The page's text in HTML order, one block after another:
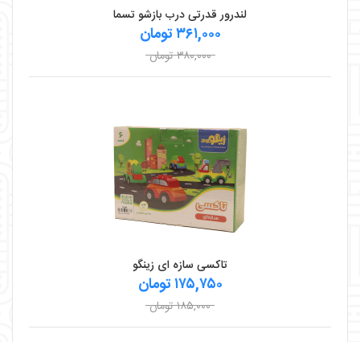
لندرور قدرتی درب بازشو تسما
۳۶۱,۰۰۰ تومان
۳۸۰,۰۰۰ تومان
تاکسی سازه ای زینگو
۱۷۵,۷۵۰ تومان
۱۸۵,۰۰۰ تومان